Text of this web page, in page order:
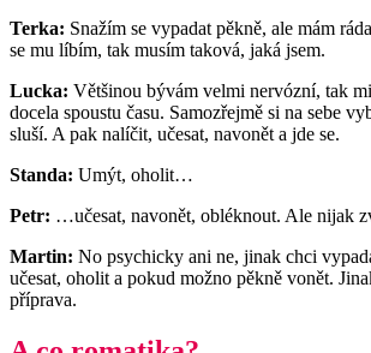
Terka: Snažím se vypadat pěkně, ale mám
se mu líbím, tak musím taková, jaká jsem.
Lucka: Většinou bývám velmi nervózní, tak
docela spoustu času. Samozřejmě si na sebe
sluší. A pak nalíčit, učesat, navonět a jde se.
Standa: Umýt, oholit…
Petr: …učesat, navonět, obléknout. Ale nijak
Martin: No psychicky ani ne, jinak chci
učesat, oholit a pokud možno pěkně vonět.
příprava.